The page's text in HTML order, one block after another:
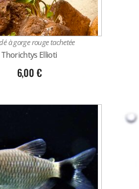
à gorge rouge tachetée
Thorichtys Ellioti
6,00 €